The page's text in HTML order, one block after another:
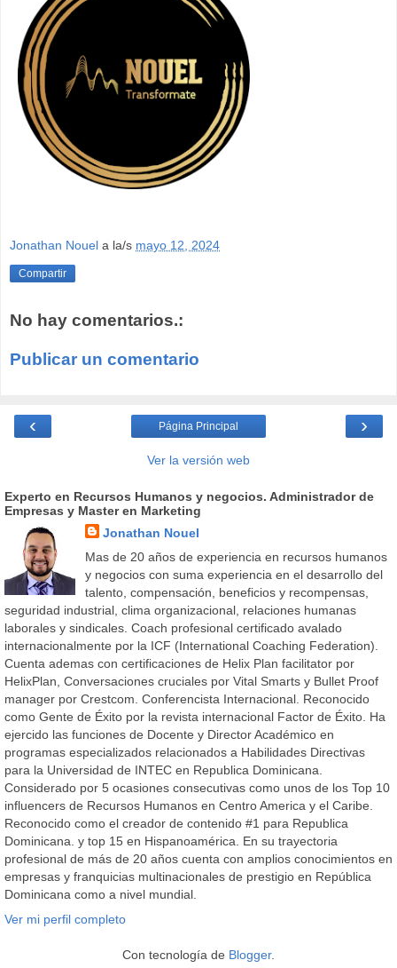
Jonathan Nouel a la/s mayo 12, 2024
Compartir
No hay comentarios.:
Publicar un comentario
‹ ›
Página Principal
Ver la versión web
Experto en Recursos Humanos y negocios. Administrador de
Empresas y Master en Marketing
Jonathan Nouel
Mas de 20 años de experiencia en recursos humanos
y negocios con suma experiencia en el desarrollo del
talento, compensación, beneficios y recompensas,
seguridad industrial, clima organizacional, relaciones humanas
laborales y sindicales. Coach profesional certificado avalado
internacionalmente por la ICF (International Coaching Federation).
Cuenta ademas con certificaciones de Helix Plan facilitator por
HelixPlan, Conversaciones cruciales por Vital Smarts y Bullet Proof
manager por Crestcom. Conferencista Internacional. Reconocido
como Gente de Éxito por la revista internacional Factor de Éxito. Ha
ejercido las funciones de Docente y Director Académico en
programas especializados relacionados a Habilidades Directivas
para la Universidad de INTEC en Republica Dominicana.
Considerado por 5 ocasiones consecutivas como unos de los Top 10
influencers de Recursos Humanos en Centro America y el Caribe.
Reconocido como el creador de contenido #1 para Republica
Dominicana. y top 15 en Hispanoamérica. En su trayectoria
profesional de más de 20 años cuenta con amplios conocimientos en
empresas y franquicias multinacionales de prestigio en República
Dominicana como a nivel mundial.
Ver mi perfil completo
Con tecnología de Blogger.